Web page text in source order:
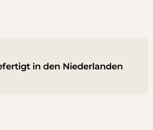
in den Niederlanden